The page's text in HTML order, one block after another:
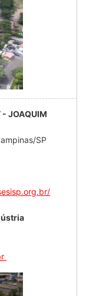
- JOAQUIM
SP